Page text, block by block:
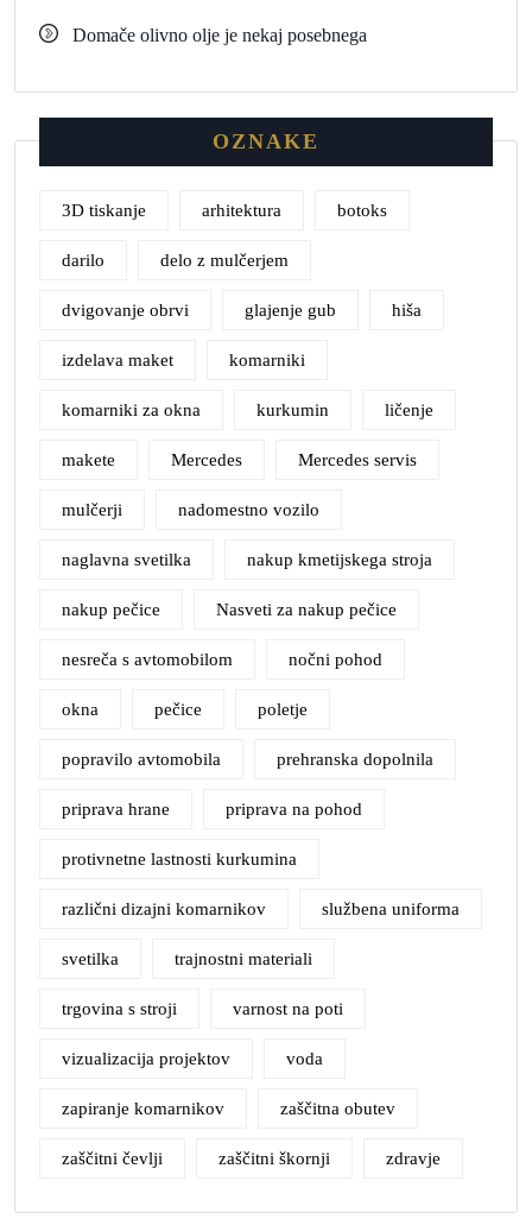
Domače olivno olje je nekaj posebnega
OZNAKE
3D tiskanje arhitektura botoks
darilo delo z mulčerjem
dvigovanje obrvi glajenje gub hiša
izdelava maket komarniki
komarniki za okna kurkumin ličenje
makete Mercedes Mercedes servis
mulčerji nadomestno vozilo
naglavna svetilka nakup kmetijskega stroja
nakup pečice Nasveti za nakup pečice
nesreča s avtomobilom nočni pohod
okna pečice poletje
popravilo avtomobila prehranska dopolnila
priprava hrane priprava na pohod
protivnetne lastnosti kurkumina
različni dizajni komarnikov službena uniforma
svetilka trajnostni materiali
trgovina s stroji varnost na poti
vizualizacija projektov voda
zapiranje komarnikov zaščitna obutev
zaščitni čevlji zaščitni škornji zdravje